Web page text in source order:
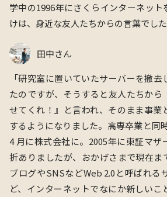
学中の1996年にさくらインターネッ
けは、身近な友人たちからの言葉でした
田中さん
「研究室に置いていたサーバーを撤去
たのですが、そうすると友⼈たちから
せてくれ！』と⾔われ、そのまま事業
するようになりました。⾼専卒業と同
4 ⽉に株式会社に。2005年に東証マザ
折ありましたが、おかげさまで現在ま
ブログやSNSなどWeb 2.0と呼ばれる
ど、インターネットでなにか新しいこ